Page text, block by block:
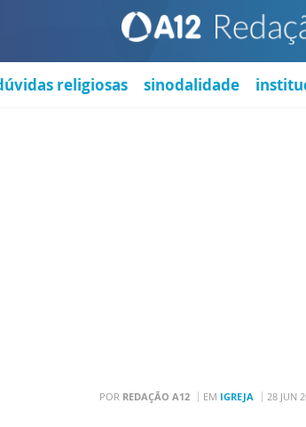
religiosas sinodalidade
POR REDAÇÃO A12 EM IGREJA 28 JUN